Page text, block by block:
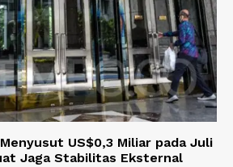
US$0,3 Miliar pada Juli
Jaga Stabilitas Eksternal